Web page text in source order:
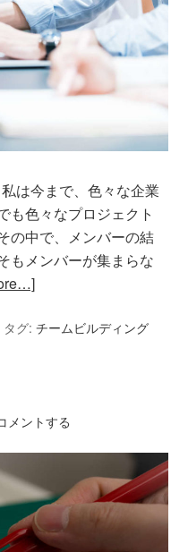
は今まで、色々な企業
も色々なプロジェクト
の中で、メンバーの結
もメンバーが集まらな
タグ:チームビルディング
メントする